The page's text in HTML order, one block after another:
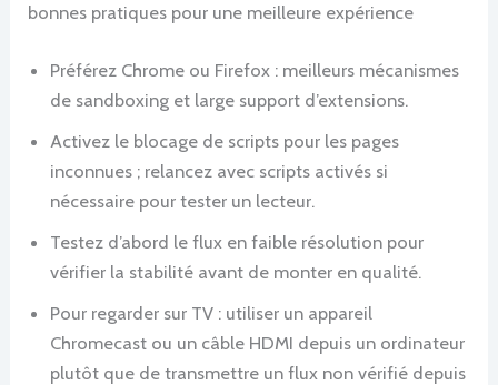
bonnes pratiques pour une meilleure expérience
Préférez Chrome ou Firefox : meilleurs mécanismes
de sandboxing et large support d’extensions.
Activez le blocage de scripts pour les pages
inconnues ; relancez avec scripts activés si
nécessaire pour tester un lecteur.
Testez d’abord le flux en faible résolution pour
vérifier la stabilité avant de monter en qualité.
Pour regarder sur TV : utiliser un appareil
Chromecast ou un câble HDMI depuis un ordinateur
plutôt que de transmettre un flux non vérifié depuis